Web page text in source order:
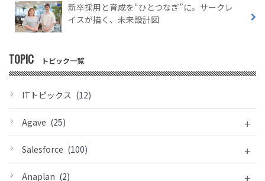
新卒採用と育成を“ひとつなぎ”に。サークレ
イスが描く、未来設計図
TOPIC トピック一覧
ITトピックス (12)
+
Agave (25)
+
Salesforce (100)
+
Anaplan (2)